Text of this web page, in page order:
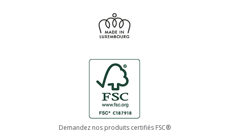
Demandez nos produits certifiés FSC®